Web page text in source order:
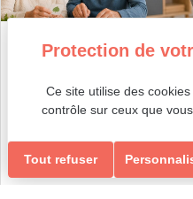
GYM ÉQUILIBRE &
ÉQUILIBRE & MEMOIRE
Ados-Adultes
Ce site utilise des
contrôle sur ceux que
Tout refuser